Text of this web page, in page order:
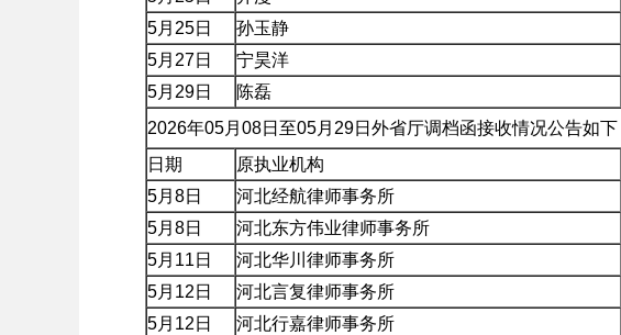
5月25日
孙玉静
5月27日
宁昊洋
5月29日
陈磊
2026年05月08日至05月29日外省厅调档函接收情况公告如下
日期
原执业机构
5月8日
河北经航律师事务所
5月8日
河北东方伟业律师事务所
5月11日
河北华川律师事务所
5月12日
河北言复律师事务所
5月12日
河北行嘉律师事务所